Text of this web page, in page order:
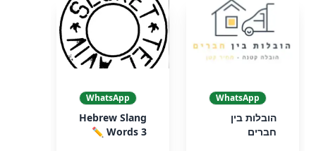
WhatsApp
הובלות בין
חברים
WhatsApp
Hebrew Slang
Words 3 ✏️